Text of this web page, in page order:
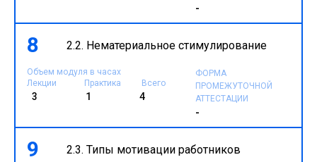
-
8 2.2. Нематериальное стимулирование
Объем модуля в часах
Лекции
Практика Всего
3 1 4
ФОРМА
ПРОМЕЖУТОЧНОЙ
АТТЕСТАЦИИ
-
9 2.3. Типы мотивации работников